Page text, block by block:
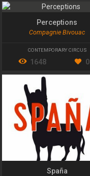
Perceptions
Compagnie Bivouac
CONTEMPORARY CIRCUS
1648 0
Spaña